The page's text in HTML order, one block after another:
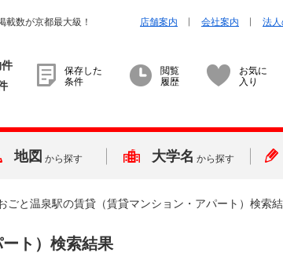
数が京都最大級！ 店舗案内 会社案内 法
保存した
条件
閲覧
履歴
お気に
入り
地図 から探す 大学名 から探す
ごと温泉駅の賃貸（賃貸マンション・アパート）検索
ト）検索結果